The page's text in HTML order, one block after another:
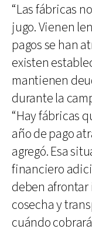
“Las fábricas
jugo. Vienen
pagos se han
existen
mantienen
durante la
“Hay fábricas
año de pago
agregó. Esa
financiero
deben
cosecha y
cuándo